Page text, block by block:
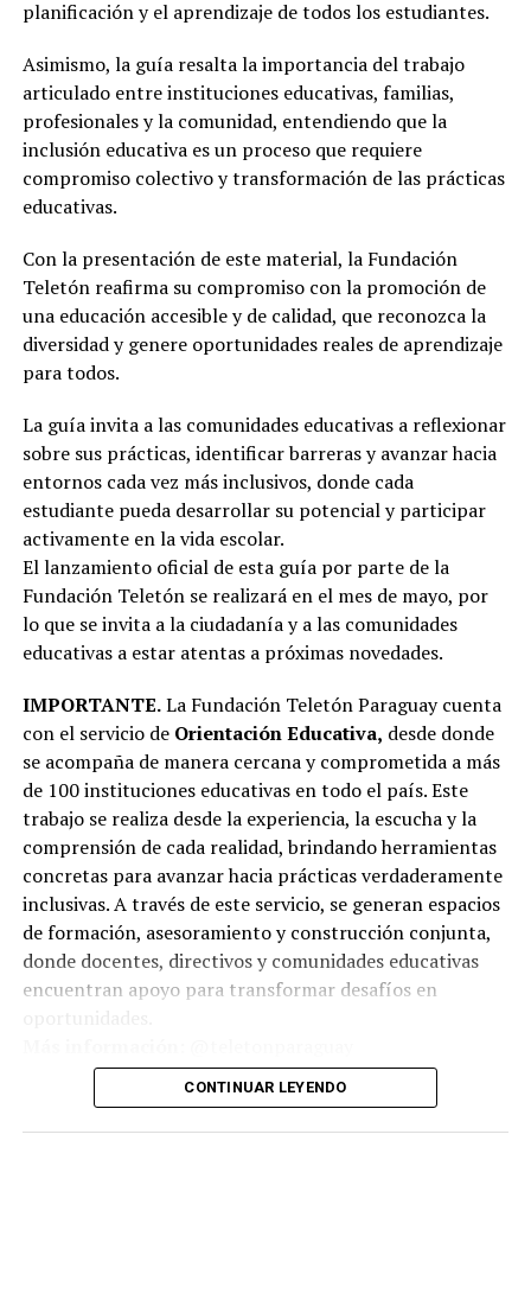
planificación y el aprendizaje de todos los estudiantes.
Asimismo, la guía resalta la importancia del trabajo
articulado entre instituciones educativas, familias,
profesionales y la comunidad, entendiendo que la
inclusión educativa es un proceso que requiere
compromiso colectivo y transformación de las prácticas
educativas.
Con la presentación de este material, la Fundación
Teletón reafirma su compromiso con la promoción de
una educación accesible y de calidad, que reconozca la
diversidad y genere oportunidades reales de aprendizaje
para todos.
La guía invita a las comunidades educativas a reflexionar
sobre sus prácticas, identificar barreras y avanzar hacia
entornos cada vez más inclusivos, donde cada
estudiante pueda desarrollar su potencial y participar
activamente en la vida escolar.
El lanzamiento oficial de esta guía por parte de la
Fundación Teletón se realizará en el mes de mayo, por
lo que se invita a la ciudadanía y a las comunidades
educativas a estar atentas a próximas novedades.
IMPORTANTE.La Fundación Teletón Paraguay cuenta
con el servicio de Orientación Educativa, desde donde
se acompaña de manera cercana y comprometida a más
de 100 instituciones educativas en todo el país. Este
trabajo se realiza desde la experiencia, la escucha y la
comprensión de cada realidad, brindando herramientas
concretas para avanzar hacia prácticas verdaderamente
inclusivas. A través de este servicio, se generan espacios
de formación, asesoramiento y construcción conjunta,
donde docentes, directivos y comunidades educativas
encuentran apoyo para transformar desafíos en
CONTINUAR LEYENDO